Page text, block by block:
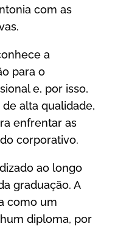
com as
a
para o
e, por isso,
alta qualidade,
enfrentar as
corporativo.
ao longo
graduação. A
como um
diploma, por